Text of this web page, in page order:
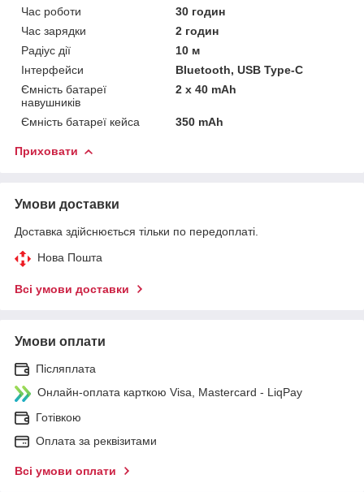
Час роботи
30 годин
Час зарядки
2 годин
Радіус дії
10 м
Інтерфейси
Bluetooth, USB Type-C
Ємність батареї
навушників
2 x 40 mAh
Ємність батареї кейса 350 mAh
Приховати
Умови доставки
Доставка здійснюється тільки по передоплаті.
Нова Пошта
Всі умови доставки
Умови оплати
Післяплата
Онлайн-оплата карткою Visa, Mastercard - LiqPay
Готівкою
Оплата за реквізитами
Всі умови оплати